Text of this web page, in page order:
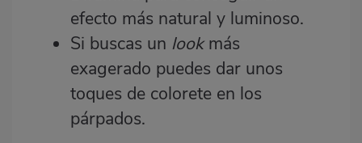
efecto más natural y luminoso.
Si buscas un lookmás
exagerado puedes dar unos
toques de colorete en los
párpados.